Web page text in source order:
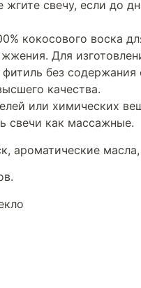
жгите свечу, если до
кокосового воска
жжения. Для
без
качества.
или химических
свечи как массажные.
ароматические